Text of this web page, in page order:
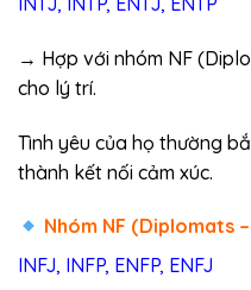
→ Hợp với nhóm NF
cho lý trí.
Tình yêu của họ thường
thành kết nối cảm xúc.
Nhóm NF (Diplomats
INFJ, INFP, ENFP, ENFJ